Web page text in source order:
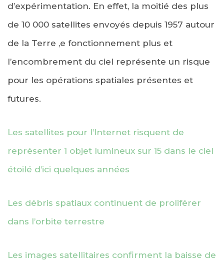
d’expérimentation. En effet, la moitié des plus
de 10 000 satellites envoyés depuis 1957 autour
de la Terre ,e fonctionnement plus et
l’encombrement du ciel représente un risque
pour les opérations spatiales présentes et
futures.
Les satellites pour l’Internet risquent de
représenter 1 objet lumineux sur 15 dans le ciel
étoilé d’ici quelques années
Les débris spatiaux continuent de proliférer
dans l’orbite terrestre
Les images satellitaires confirment la baisse de